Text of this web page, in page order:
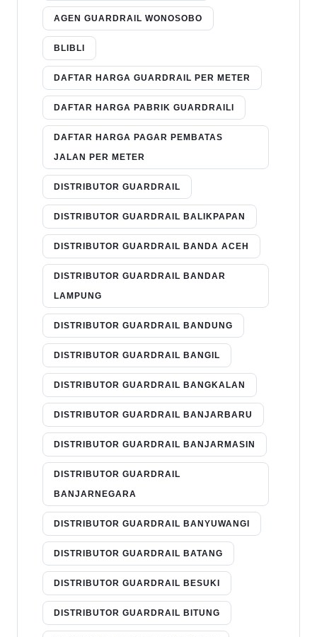
AGEN GUARDRAIL WONOSOBO
BLIBLI
DAFTAR HARGA GUARDRAIL PER METER
DAFTAR HARGA PABRIK GUARDRAILI
DAFTAR HARGA PAGAR PEMBATAS
JALAN PER METER
DISTRIBUTOR GUARDRAIL
DISTRIBUTOR GUARDRAIL BALIKPAPAN
DISTRIBUTOR GUARDRAIL BANDA ACEH
DISTRIBUTOR GUARDRAIL BANDAR
LAMPUNG
DISTRIBUTOR GUARDRAIL BANDUNG
DISTRIBUTOR GUARDRAIL BANGIL
DISTRIBUTOR GUARDRAIL BANGKALAN
DISTRIBUTOR GUARDRAIL BANJARBARU
DISTRIBUTOR GUARDRAIL BANJARMASIN
DISTRIBUTOR GUARDRAIL
BANJARNEGARA
DISTRIBUTOR GUARDRAIL BANYUWANGI
DISTRIBUTOR GUARDRAIL BATANG
DISTRIBUTOR GUARDRAIL BESUKI
DISTRIBUTOR GUARDRAIL BITUNG